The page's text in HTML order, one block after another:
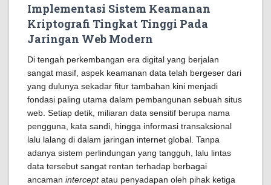
Implementasi Sistem Keamanan
Kriptografi Tingkat Tinggi Pada
Jaringan Web Modern
Di tengah perkembangan era digital yang berjalan
sangat masif, aspek keamanan data telah bergeser dari
yang dulunya sekadar fitur tambahan kini menjadi
fondasi paling utama dalam pembangunan sebuah situs
web. Setiap detik, miliaran data sensitif berupa nama
pengguna, kata sandi, hingga informasi transaksional
lalu lalang di dalam jaringan internet global. Tanpa
adanya sistem perlindungan yang tangguh, lalu lintas
data tersebut sangat rentan terhadap berbagai
ancaman interceptatau penyadapan oleh pihak ketiga